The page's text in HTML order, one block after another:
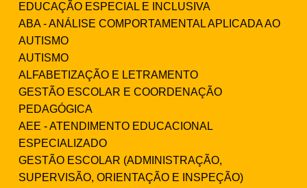
EDUCAÇÃO ESPECIAL E INCLUSIVA
ABA - ANÁLISE COMPORTAMENTAL APLICADA AO
AUTISMO
AUTISMO
ALFABETIZAÇÃO E LETRAMENTO
GESTÃO ESCOLAR E COORDENAÇÃO
PEDAGÓGICA
AEE - ATENDIMENTO EDUCACIONAL
ESPECIALIZADO
GESTÃO ESCOLAR (ADMINISTRAÇÃO,
SUPERVISÃO, ORIENTAÇÃO E INSPEÇÃO)